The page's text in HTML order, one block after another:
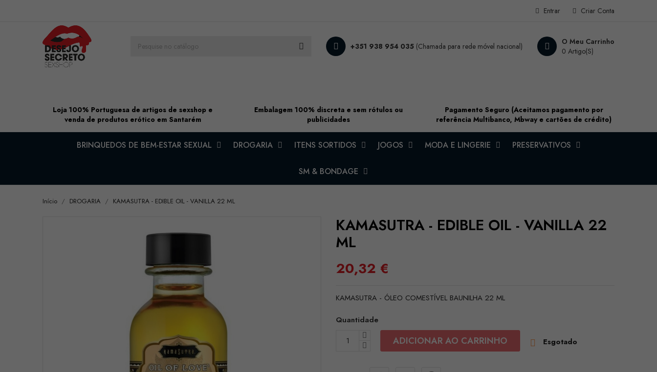
Criar Conta
Entrar
O Meu Carrinho
0 Artigo(s)
+351 938 954 035 (Chamada para rede móvel nacional)
Loja 100% Portuguesa de artigos de sexshop e
venda de produtos erótico em Santarém
Embalagem 100% discreta e sem rótulos ou
publicidades
Pagamento Seguro (Aceitamos pagamento por
referência Multibanco, Mbway e cartões de crédito)
BRINQUEDOS DE BEM-ESTAR SEXUAL DROGARIA ITENS SORTIDOS JOGOS MODA E LINGERIE PRESERVATIVOS
SM & BONDAGE
Início DROGARIA KAMASUTRA - EDIBLE OIL - VANILLA 22 ML
KAMASUTRA - EDIBLE OIL - VANILLA 22
ML
20,32 €
KAMASUTRA - ÓLEO COMESTÍVEL BAUNILHA 22 ML
Quantidade
ADICIONAR AO CARRINHO  Esgotado